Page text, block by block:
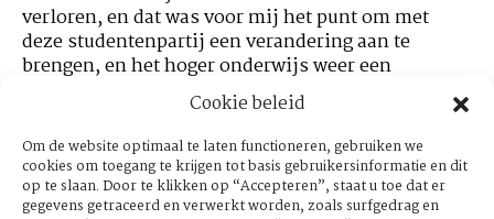
Cookie beleid
Om de website optimaal te laten functioneren, gebruiken we
cookies om toegang te krijgen tot basis gebruikersinformatie en dit
op te slaan. Door te klikken op “Accepteren”, staat u toe dat er
gegevens getraceerd en verwerkt worden, zoals surfgedrag en
verloren, en dat was voor mij het punt om met
deze studentenpartij een verandering aan te
brengen, en het hoger onderwijs weer een
kritische en inclusieve plek te maken voor
iedereen, wat uiteindelijk zal reflecteren in een
betere maatschappij.